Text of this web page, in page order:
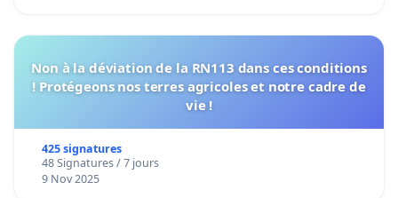
Non à la déviation de la RN113 dans ces conditions
! Protégeons nos terres agricoles et notre cadre de
vie !
425 signatures
48 Signatures / 7 jours
9 Nov 2025